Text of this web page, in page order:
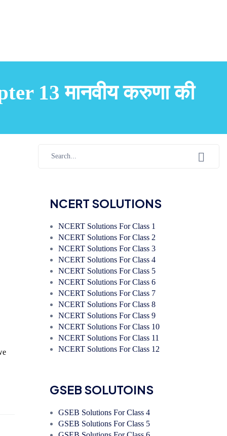
13 मानवीय करुणा की
NCERT SOLUTIONS
NCERT Solutions For Class 1
NCERT Solutions For Class 2
NCERT Solutions For Class 3
NCERT Solutions For Class 4
NCERT Solutions For Class 5
NCERT Solutions For Class 6
NCERT Solutions For Class 7
NCERT Solutions For Class 8
NCERT Solutions For Class 9
NCERT Solutions For Class 10
NCERT Solutions For Class 11
NCERT Solutions For Class 12
GSEB SOLUTOINS
GSEB Solutions For Class 4
GSEB Solutions For Class 5